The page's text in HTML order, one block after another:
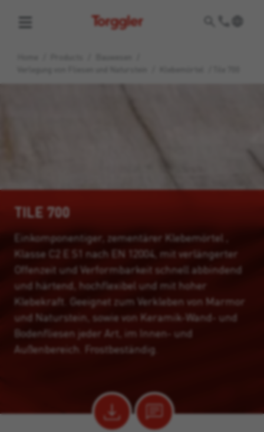
Torggler
TILE 700
Einkomponentiger, zementärer Klebemörtel ,
Klasse C2 E S1 nach EN 12004, mit verlängerter
Offenzeit und Verformbarkeit schnell abbindend
und härtend, hochflexibel und mit hoher
Klebekraft. Geeignet zum Verkleben von Marmor
und Naturstein, sowie von Keramik-Wand- und
Bodenfliesen jeder Art, im Innen- und
Außenbereich. Frostbeständig.